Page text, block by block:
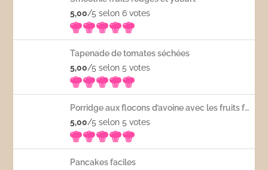
5,00/5 selon 6votes
Tapenade de tomates séchées
5,00/5 selon 5votes
Porridge aux flocons d’avoine avec les fruits frais
5,00/5 selon 5votes
Pancakes faciles